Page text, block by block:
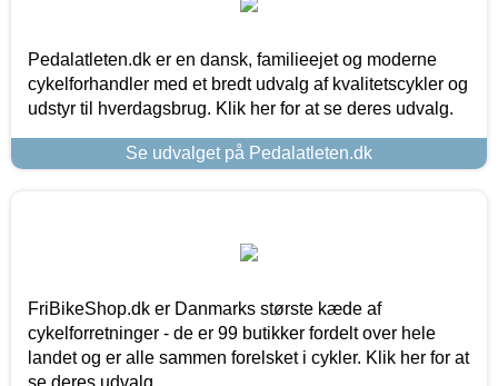
Pedalatleten.dk er en dansk, familieejet og moderne
cykelforhandler med et bredt udvalg af kvalitetscykler og
udstyr til hverdagsbrug. Klik her for at se deres udvalg.
Se udvalget på Pedalatleten.dk
FriBikeShop.dk er Danmarks største kæde af
cykelforretninger - de er 99 butikker fordelt over hele
landet og er alle sammen forelsket i cykler. Klik her for at
se deres udvalg.